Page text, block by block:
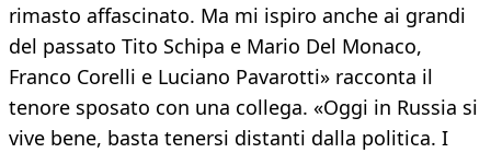
rimasto affascinato. Ma mi ispiro anche ai grandi
del passato Tito Schipa e Mario Del Monaco,
Franco Corelli e Luciano Pavarotti» racconta il
tenore sposato con una collega. «Oggi in Russia si
vive bene, basta tenersi distanti dalla politica. I